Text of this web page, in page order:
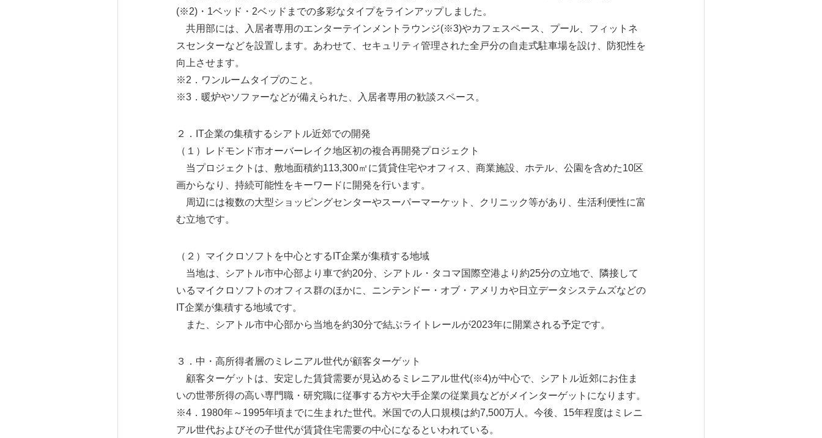
(※2)・1ベッド・2ベッドまでの多彩なタイプをラインアップしました。
共用部には、入居者専用のエンターテインメントラウンジ(※3)やカフェスペース、プール、フィットネ
スセンターなどを設置します。あわせて、セキュリティ管理された全戸分の自走式駐車場を設け、防犯性を
向上させます。
※2．ワンルームタイプのこと。
※3．暖炉やソファーなどが備えられた、入居者専用の歓談スペース。
２．IT企業の集積するシアトル近郊での開発
（１）レドモンド市オーバーレイク地区初の複合再開発プロジェクト
当プロジェクトは、敷地面積約113,300㎡に賃貸住宅やオフィス、商業施設、ホテル、公園を含めた10区
画からなり、持続可能性をキーワードに開発を行います。
周辺には複数の大型ショッピングセンターやスーパーマーケット、クリニック等があり、生活利便性に富
む立地です。
（２）マイクロソフトを中心とするIT企業が集積する地域
当地は、シアトル市中心部より車で約20分、シアトル・タコマ国際空港より約25分の立地で、隣接して
いるマイクロソフトのオフィス群のほかに、ニンテンドー・オブ・アメリカや日立データシステムズなどの
IT企業が集積する地域です。
また、シアトル市中心部から当地を約30分で結ぶライトレールが2023年に開業される予定です。
３．中・高所得者層のミレニアル世代が顧客ターゲット
顧客ターゲットは、安定した賃貸需要が見込めるミレニアル世代(※4)が中心で、シアトル近郊にお住ま
いの世帯所得の高い専門職・研究職に従事する方や大手企業の従業員などがメインターゲットになります。
※4．1980年～1995年頃までに生まれた世代。米国での人口規模は約7,500万人。今後、15年程度はミレニ
アル世代およびその子世代が賃貸住宅需要の中心になるといわれている。
Japanese